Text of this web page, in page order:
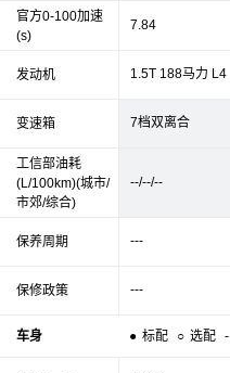
官方0-100加速
(s)
发动机
变速箱
工信部油耗
(L/100km)(城市/
市郊/综合)
保养周期
保修政策
车身 ● 标配 ○ 选配 -
7.84
1.5T 188马力 L4
7档双离合
--/--/--
---
---